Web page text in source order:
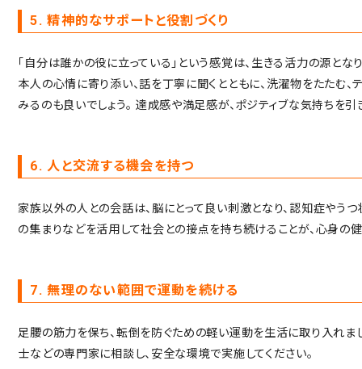
5. 精神的なサポートと役割づくり
「自分は誰かの役に立っている」という感覚は、生きる活力の源となり
本人の心情に寄り添い、話を丁寧に聞くとともに、洗濯物をたたむ
みるのも良いでしょう。 達成感や満足感が、ポジティブな気持ちを引
6. 人と交流する機会を持つ
家族以外の人との会話は、脳にとって良い刺激となり、認知症やうつ
の集まりなどを活用して社会との接点を持ち続けることが、心身の
7. 無理のない範囲で運動を続ける
足腰の筋力を保ち、転倒を防ぐための軽い運動を生活に取り入れまし
士などの専門家に相談し、安全な環境で実施してください。